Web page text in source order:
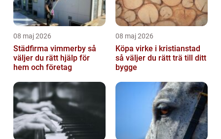
08 maj 2026
Städfirma vimmerby så
väljer du rätt hjälp för
hem och företag
08 maj 2026
Köpa virke i kristianstad
så väljer du rätt trä till ditt
bygge